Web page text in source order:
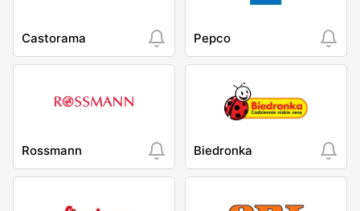
Castorama Pepco
Rossmann Biedronka